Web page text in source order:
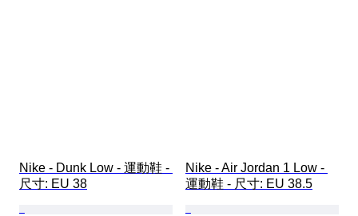
Nike - Dunk Low - 運動鞋 -
尺寸: EU 38
Nike - Air Jordan 1 Low -
運動鞋 - 尺寸: EU 38.5